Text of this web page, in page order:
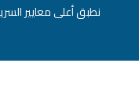
نطبق أعلى معايير